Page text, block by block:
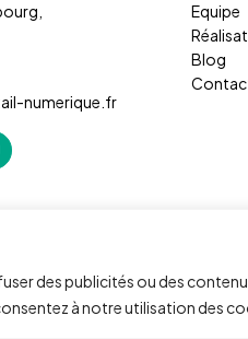
des publicités ou des
à notre utilisation des
numerique.fr
Equipe
Blog
Cocktail Numérique -